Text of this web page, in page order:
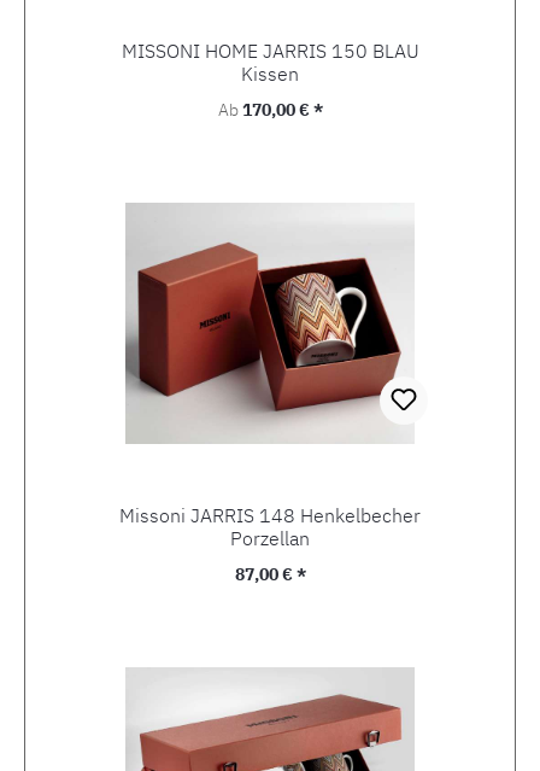
MISSONI HOME JARRIS 150 BLAU
Kissen
Regulärer Preis:
Ab170,00 € *
Missoni JARRIS 148 Henkelbecher
Porzellan
Regulärer Preis:
87,00 € *